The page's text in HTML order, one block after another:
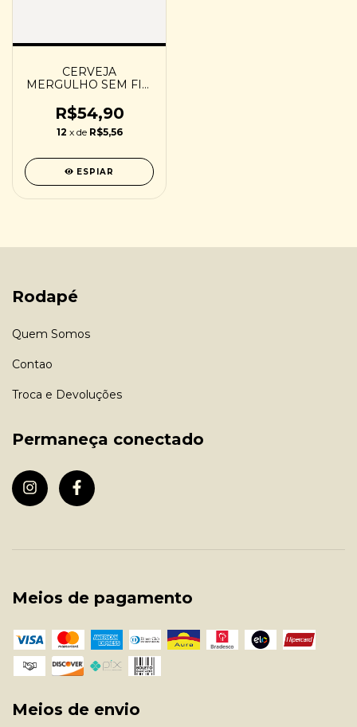
CERVEJA
MERGULHO SEM FIM
R$54,90
12 x de R$5,56
ESPIAR
Rodapé
Quem Somos
Contao
Troca e Devoluções
Permaneça conectado
Meios de pagamento
Meios de envio